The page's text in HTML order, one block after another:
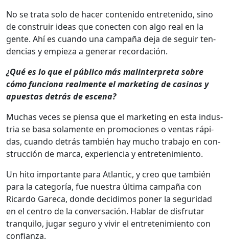
No se tra­ta solo de hac­er con­tenido entretenido, sino
de con­stru­ir ideas que conecten con algo real en la
gente. Ahí es cuan­do una cam­paña deja de seguir ten­
den­cias y empieza a gener­ar recor­dación.
¿Qué es lo que el públi­co más mal­in­ter­pre­ta sobre
cómo fun­ciona real­mente el mar­ket­ing de casi­nos y
apues­tas detrás de esce­na?
Muchas veces se pien­sa que el mar­ket­ing en esta indus­
tria se basa sola­mente en pro­mo­ciones o ven­tas ráp­i­
das, cuan­do detrás tam­bién hay mucho tra­ba­jo en con­
struc­ción de mar­ca, expe­ri­en­cia y entreten­imien­to.
Un hito impor­tante para Atlantic, y creo que tam­bién
para la cat­e­goría, fue nues­tra últi­ma cam­paña con
Ricar­do Gare­ca, donde decidi­mos pon­er la seguri­dad
en el cen­tro de la con­ver­sación. Hablar de dis­fru­tar
tran­qui­lo, jugar seguro y vivir el entreten­imien­to con
con­fi­an­za.